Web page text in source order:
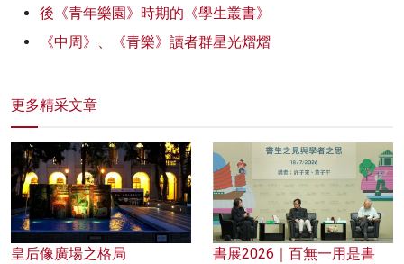
後《青年樂園》時期的《學生叢書》
《中周》、《青樂》讀者群星光熠熠
更多精采文章
皇后像廣場之格局
書展2026｜百無一用是書